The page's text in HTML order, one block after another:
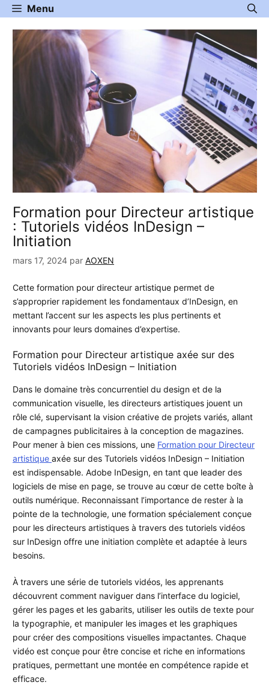
Aller
au
contenu
Menu
Formation pour Directeur artistique
: Tutoriels vidéos InDesign –
Initiation
mars 17, 2024 par AOXEN
Cette formation pour directeur artistique permet de
s’approprier rapidement les fondamentaux d’InDesign, en
mettant l’accent sur les aspects les plus pertinents et
innovants pour leurs domaines d’expertise.
Formation pour Directeur artistique axée sur des
Tutoriels vidéos InDesign – Initiation
Dans le domaine très concurrentiel du design et de la
communication visuelle, les directeurs artistiques jouent un
rôle clé, supervisant la vision créative de projets variés, allant
de campagnes publicitaires à la conception de magazines.
Pour mener à bien ces missions, une Formation pour Directeur
artistique axée sur des Tutoriels vidéos InDesign – Initiation
est indispensable. Adobe InDesign, en tant que leader des
logiciels de mise en page, se trouve au cœur de cette boîte à
outils numérique. Reconnaissant l’importance de rester à la
pointe de la technologie, une formation spécialement conçue
pour les directeurs artistiques à travers des tutoriels vidéos
sur InDesign offre une initiation complète et adaptée à leurs
besoins.
À travers une série de tutoriels vidéos, les apprenants
découvrent comment naviguer dans l’interface du logiciel,
gérer les pages et les gabarits, utiliser les outils de texte pour
la typographie, et manipuler les images et les graphiques
pour créer des compositions visuelles impactantes. Chaque
vidéo est conçue pour être concise et riche en informations
pratiques, permettant une montée en compétence rapide et
efficace.